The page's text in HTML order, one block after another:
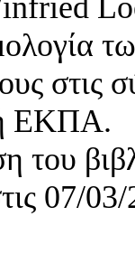
στις
ΕΚΠΑ.
του
07/